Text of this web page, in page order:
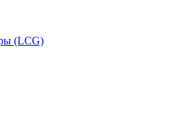
(LCG)